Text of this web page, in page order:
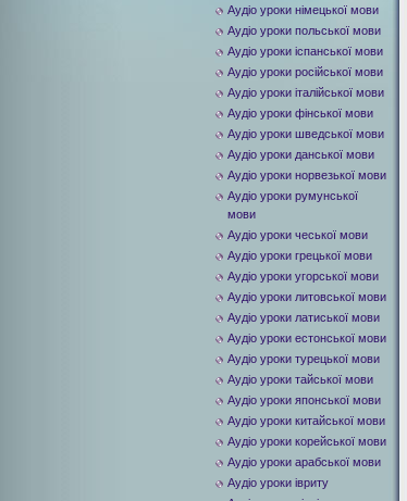
Аудіо уроки німецької мови
Аудіо уроки польської мови
Аудіо уроки іспанської мови
Аудіо уроки російської мови
Аудіо уроки італійської мови
Аудіо уроки фінської мови
Аудіо уроки шведської мови
Аудіо уроки данської мови
Аудіо уроки норвезької мови
Аудіо уроки румунської
мови
Аудіо уроки чеської мови
Аудіо уроки грецької мови
Аудіо уроки угорської мови
Аудіо уроки литовської мови
Аудіо уроки латиської мови
Аудіо уроки естонської мови
Аудіо уроки турецької мови
Аудіо уроки тайської мови
Аудіо уроки японської мови
Аудіо уроки китайської мови
Аудіо уроки корейської мови
Аудіо уроки арабської мови
Аудіо уроки івриту